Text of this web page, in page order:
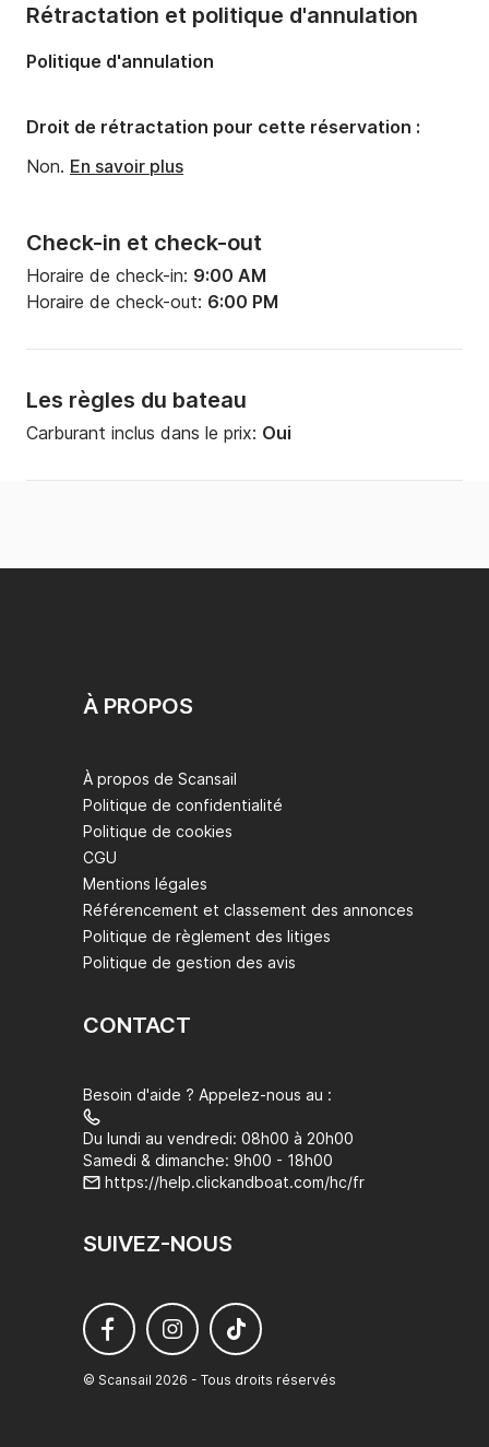
Check-in et check-out
Horaire de check-in: 9:00 AM
Horaire de check-out: 6:00 PM
Les règles du bateau
Carburant inclus dans le prix: Oui
Rétractation et politique d'annulation
Politique d'annulation
Droit de rétractation pour cette réservation :
Non. En savoir plus
À PROPOS
À propos de Scansail
Politique de confidentialité
Politique de cookies
CGU
Mentions légales
Référencement et classement des annonces
Politique de règlement des litiges
Politique de gestion des avis
CONTACT
Besoin d'aide ? Appelez-nous au :
Du lundi au vendredi: 08h00 à 20h00
Samedi & dimanche: 9h00 - 18h00
https://help.clickandboat.com/hc/fr
SUIVEZ-NOUS
© Scansail 2026 - Tous droits réservés